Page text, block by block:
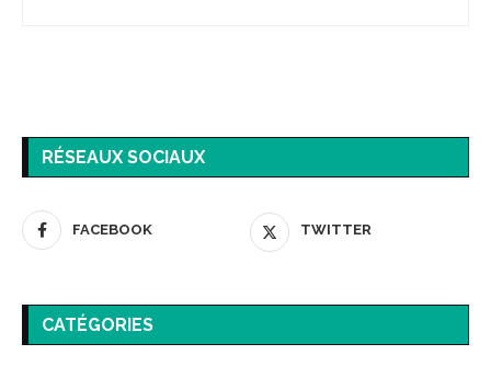
RÉSEAUX SOCIAUX
FACEBOOK TWITTER
CATÉGORIES